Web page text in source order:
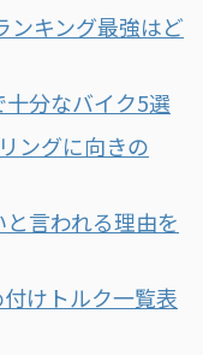
ンキング最強はど
分なバイク5選
ングに向きの
言われる理由を
けトルク一覧表